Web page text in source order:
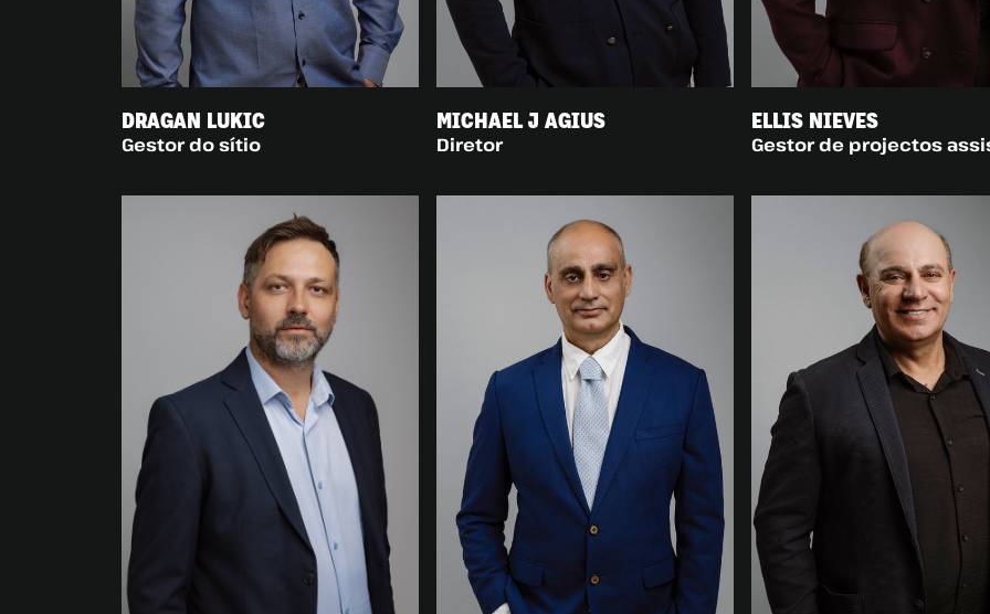
DRAGAN LUKIC
Gestor do sítio
MICHAEL J AGIUS
Diretor
ELLIS NIEVES
Gestor de projectos